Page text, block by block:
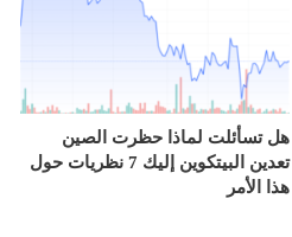
هل تسأئلت لماذا حظرت الصين
تعدين البيتكوين إليك 7 نظريات حول
هذا الأمر